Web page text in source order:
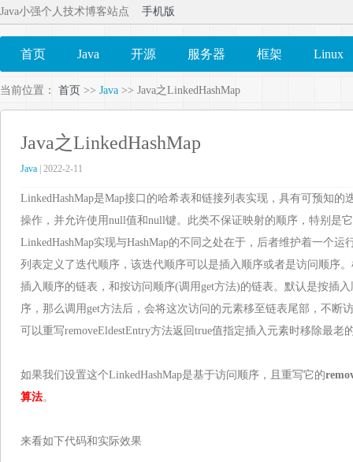
Java小强个人技术博客站点 手机版
首页 Java 开源 服务器 框架 Linux
当前位置： 首页 >> Java >> Java之LinkedHashMap
Java之LinkedHashMap
Java | 2022-2-11
LinkedHashMap是Map接口的哈希表和链接列表实现，具有可预知
操作，并允许使用null值和null键。此类不保证映射的顺序，特别是
LinkedHashMap实现与HashMap的不同之处在于，后者维护着一个
列表定义了迭代顺序，该迭代顺序可以是插入顺序或者是访问顺序
插入顺序的链表，和按访问顺序(调用get方法)的链表。默认是按插
序，那么调用get方法后，会将这次访问的元素移至链表尾部，不断
可以重写removeEldestEntry方法返回true值指定插入元素时移除最老
如果我们设置这个LinkedHashMap是基于访问顺序，且重写它的
算法。
来看如下代码和实际效果